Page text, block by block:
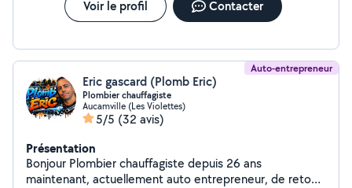
Voir le profil Contacter
Auto-entrepreneur
Eric gascard (Plomb Eric)
Plombier chauffagiste
Aucamville (Les Violettes)
5/5 (32 avis)
Présentation
Bonjour Plombier chauffagiste depuis 26 ans
maintenant, actuellement auto entrepreneur, de retour